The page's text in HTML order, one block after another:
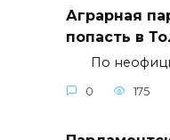
Аграрная
попасть в
По
0 175